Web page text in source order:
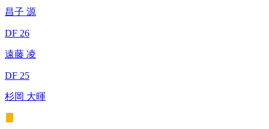
昌子 源
DF 26
遠藤 凌
DF 25
杉岡 大暉